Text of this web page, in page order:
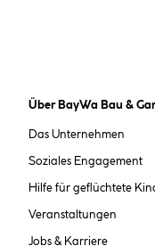
Über BayWa Bau &
Das Unternehmen
Soziales Engagement
Hilfe für geflüchtete
Veranstaltungen
Jobs & Karriere